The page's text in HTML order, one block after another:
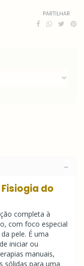
PARTILHAR
do
completa à
com foco especial
pele. É uma
iniciar ou
manuais,
sólidas para uma